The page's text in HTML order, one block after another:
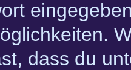
dass du